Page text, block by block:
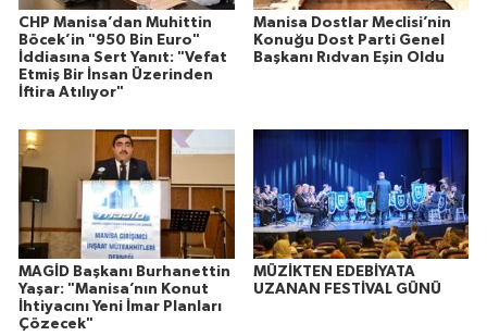
CHP Manisa’dan Muhittin
Böcek’in "950 Bin Euro"
İddiasına Sert Yanıt: "Vefat
Etmiş Bir İnsan Üzerinden
İftira Atılıyor"
Manisa Dostlar Meclisi’nin
Konuğu Dost Parti Genel
Başkanı Rıdvan Eşin Oldu
MAGİD Başkanı Burhanettin
Yaşar: "Manisa’nın Konut
İhtiyacını Yeni İmar Planları
Çözecek"
MÜZİKTEN EDEBİYATA
UZANAN FESTİVAL GÜNÜ